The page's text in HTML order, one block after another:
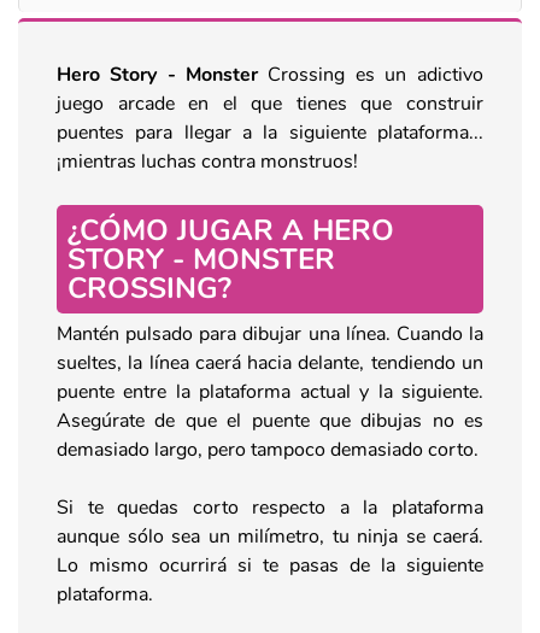
Hero Story - Monster Crossing es un adictivo
juego arcade en el que tienes que construir
puentes para llegar a la siguiente plataforma...
¡mientras luchas contra monstruos!
¿CÓMO JUGAR A HERO
STORY - MONSTER
CROSSING?
Mantén pulsado para dibujar una línea. Cuando la
sueltes, la línea caerá hacia delante, tendiendo un
puente entre la plataforma actual y la siguiente.
Asegúrate de que el puente que dibujas no es
demasiado largo, pero tampoco demasiado corto.
Si te quedas corto respecto a la plataforma
aunque sólo sea un milímetro, tu ninja se caerá.
Lo mismo ocurrirá si te pasas de la siguiente
plataforma.